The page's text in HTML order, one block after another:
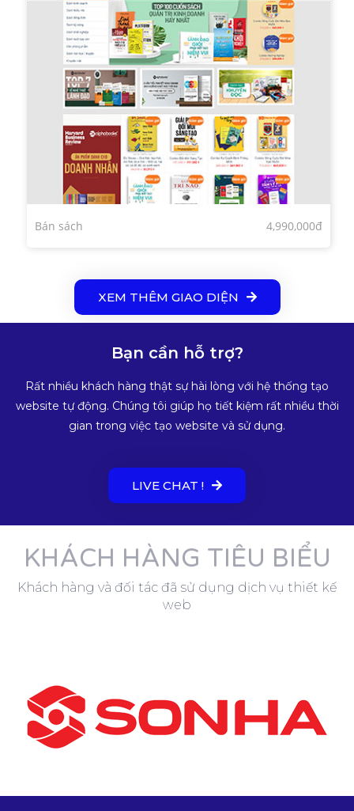
Bán sách 4,990,000đ
XEM THÊM GIAO DIỆN
Bạn cần hỗ trợ?
Rất nhiều khách hàng thật sự hài lòng với hệ thống tạo
website tự động. Chúng tôi giúp họ tiết kiệm rất nhiều thời
gian trong việc tạo website và sử dụng.
LIVE CHAT !
KHÁCH HÀNG TIÊU BIỂU
Khách hàng và đối tác đã sử dụng dịch vụ thiết kế
web